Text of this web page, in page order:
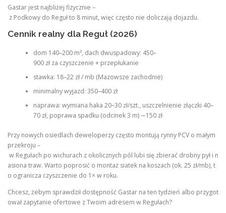
Gastar jest najbliżej fizycznie –
z Podkowy do Reguł to 8 minut, więc często nie doliczają dojazdu.
Cennik realny dla Reguł (2026)
dom 140–200 m², dach dwuspadowy: 450–
900 zł za czyszczenie + przepłukanie
stawka: 18–22 zł / mb (Mazowsze zachodnie)
minimalny wyjazd: 350–400 zł
naprawa: wymiana haka 20–30 zł/szt., uszczelnienie złączki 40–
70 zł, poprawa spadku (odcinek 3 m) ∼150 zł
Przy nowych osiedlach deweloperzy często montują rynny PCV o małym
przekroju –
w Regułach po wichurach z okolicznych pól lubi się zbierać drobny pył i n
asiona traw. Warto poprosić o montaż siatek na koszach (ok. 25 zł/mb), t
o ogranicza czyszczenie do 1× w roku.
Chcesz, żebym sprawdził dostępność Gastar na ten tydzień albo przygot
ował zapytanie ofertowe z Twoim adresem w Regułach?